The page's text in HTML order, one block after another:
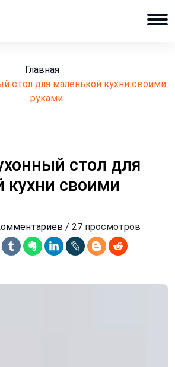
Главная
руками
стол для
кухни своими
/ 27 просмотров